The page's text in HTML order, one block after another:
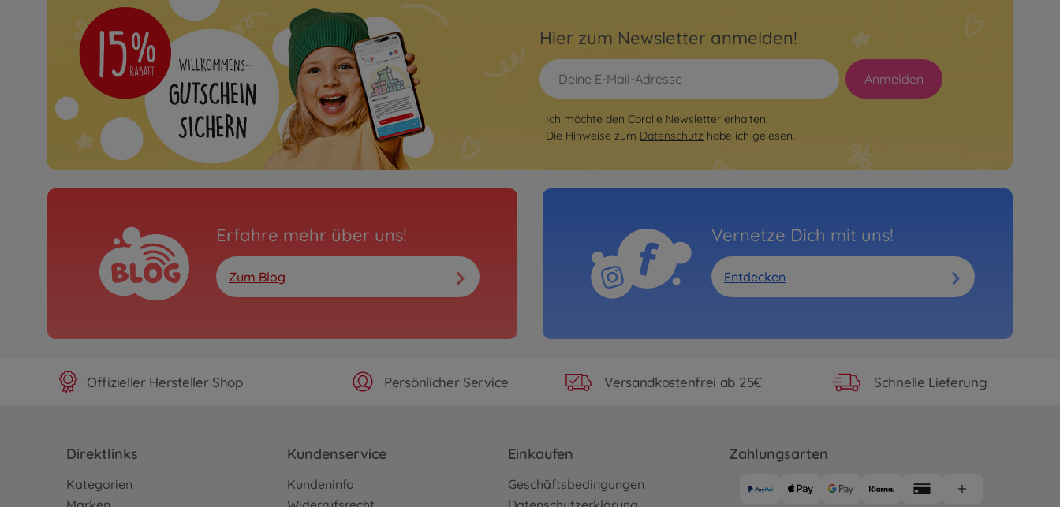
Hier zum Newsletter anmelden!
Anmelden
Ich möchte den Corolle Newsletter erhalten.
Die Hinweise zum Datenschutz habe ich gelesen.
Erfahre mehr über uns!
Zum Blog
Vernetze Dich mit uns!
Entdecken
Offizieller Hersteller Shop Persönlicher Service Versandkostenfrei ab 25€ Schnelle Lieferung
Direktlinks
Kategorien
Kundenservice
Kundeninfo
Einkaufen
Geschäftsbedingungen
Zahlungsarten